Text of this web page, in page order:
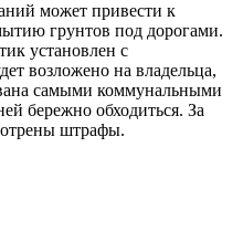
может привести к
грунтов под дорогами.
установлен с
возложено на владельца,
самыми коммунальными
бережно обходиться. За
штрафы.